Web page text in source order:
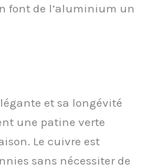
font de l’aluminium un
et sa longévité
une patine verte
Le cuivre est
sans nécessiter de